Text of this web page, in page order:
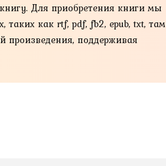
Для приобретения книги мы
таких как rtf, pdf, fb2, epub, txt, там
произведения, поддерживая